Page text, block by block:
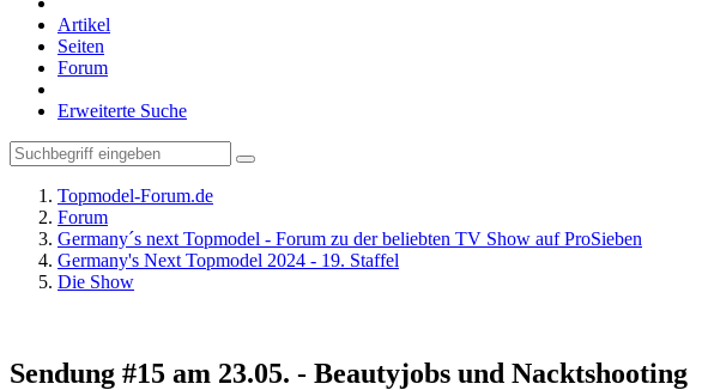
Artikel
Seiten
Forum
Erweiterte Suche
Topmodel-Forum.de
Forum
Germany´s next Topmodel - Forum zu der beliebten TV Show auf ProSieben
Germany's Next Topmodel 2024 - 19. Staffel
Die Show
Sendung #15 am 23.05. - Beautyjobs und Nacktshooting